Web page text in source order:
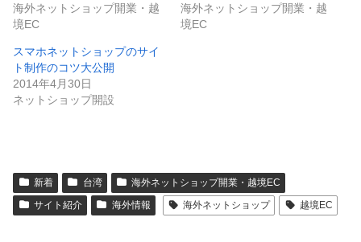
海外ネットショップ開業・越
境EC
海外ネットショップ開業・越
境EC
スマホネットショップのサイ
ト制作のコツ大公開
2014年4月30日
ネットショップ開設
新着 台湾
海外ネットショップ開業・越境EC
サイト紹介
海外情報 海外ネットショップ 越境EC